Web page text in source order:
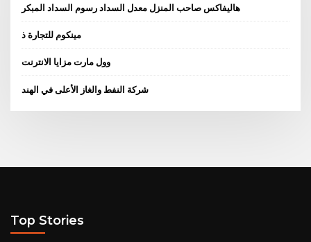
هاليفاكس صاحب المنزل معدل السداد رسوم السداد المبكر
مينكوم للتجارة ذ
وول مارت مزايا الانترنت
شركة النفط والغاز الأعلى في الهند
Top Stories